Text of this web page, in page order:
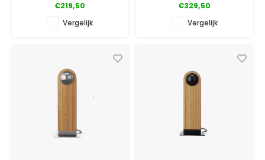
eiken lamp voor een prachtig
natuurlijk accent.
€219,50
Vergelijk
eiken lamp voor een prachtig
natuurlijk accent.
€329,50
Vergelijk